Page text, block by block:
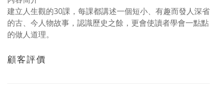
建立人生觀的30課，每課都講述一個短小、有趣而發人深省
的古、今人物故事，認識歷史之餘，更會使讀者學會一點點
的做人道理。
顧客評價